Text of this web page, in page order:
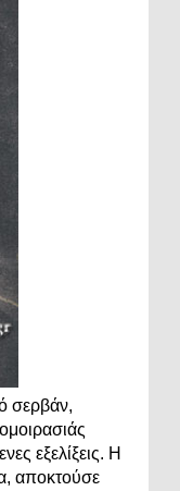
σερβάν,
εξελίξεις. Η
αποκτούσε